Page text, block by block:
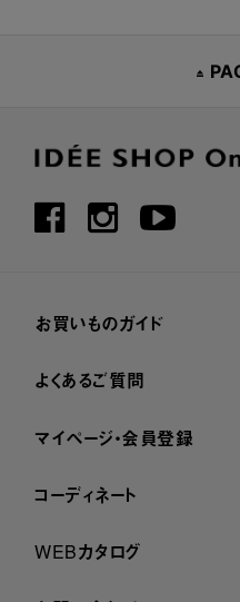
お買いものガイド
よくあるご質問
マイページ・会員登録
コーディネート
WEBカタログ